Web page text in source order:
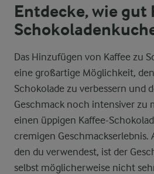
Entdecke, wie gut
Das Hinzufügen von Kaffee zu
eine großartige Möglichkeit,
Schokolade zu verbessern und
Geschmack noch intensiver zu
einen üppigen Kaffee-
cremigen Geschmackserlebnis.
den du verwendest, ist der
selbst möglicherweise nicht